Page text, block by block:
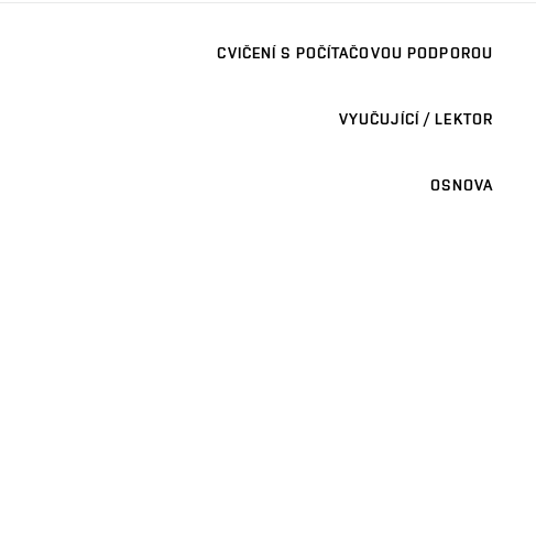
CVIČENÍ S POČÍTAČOVOU PODPOROU
VYUČUJÍCÍ / LEKTOR
OSNOVA